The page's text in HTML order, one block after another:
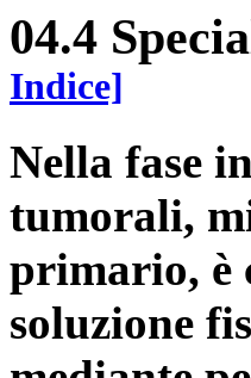
04.4
Indice]
Nella fase
tumorali,
primario, è
soluzione